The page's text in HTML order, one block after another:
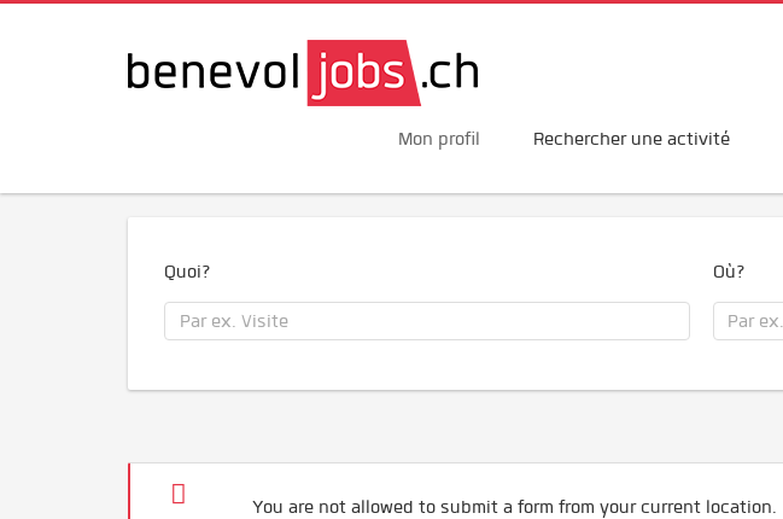
Mon profil Rechercher une activité
Quoi? Où?
You are not allowed to submit a form from your current location.